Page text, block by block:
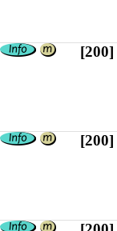
[200]
[200]